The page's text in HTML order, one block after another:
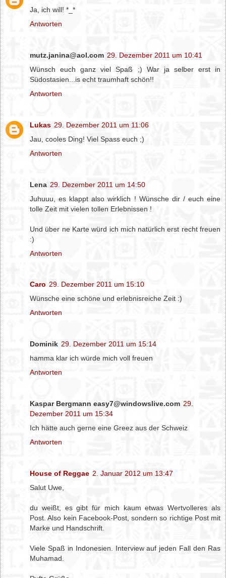
Ja, ich will! *_*
Antworten
mutz.janina@aol.com 29. Dezember 2011 um 10:41
Wünsch euch ganz viel Spaß ;) War ja selber erst in
Südostasien...is echt traumhaft schön!!
Antworten
Lukas 29. Dezember 2011 um 11:06
Jau, cooles Ding! Viel Spass euch ;)
Antworten
Lena 29. Dezember 2011 um 14:50
Juhuuu, es klappt also wirklich ! Wünsche dir / euch eine
tolle Zeit mit vielen tollen Erlebnissen !
Und über ne Karte würd ich mich natürlich erst recht freuen
:)
Antworten
Caro 29. Dezember 2011 um 15:10
Wünsche eine schöne und erlebnisreiche Zeit :)
Antworten
Dominik 29. Dezember 2011 um 15:14
hamma klar ich würde mich voll freuen
Antworten
Kaspar Bergmann easy7@windowslive.com 29.
Dezember 2011 um 15:34
Ich hätte auch gerne eine Greez aus der Schweiz
Antworten
House of Reggae 2. Januar 2012 um 13:47
Salut Uwe,
du weißt, es gibt für mich kaum etwas Wertvolleres als
Post. Also kein Facebook-Post, sondern so richtige Post mit
Marke und Handschrift.
Viele Spaß in Indonesien. Interview auf jeden Fall den Ras
Muhamad.